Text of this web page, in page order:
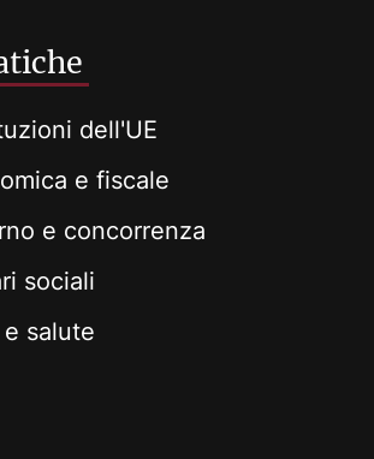
dell'UE
e fiscale
e concorrenza
sociali
salute